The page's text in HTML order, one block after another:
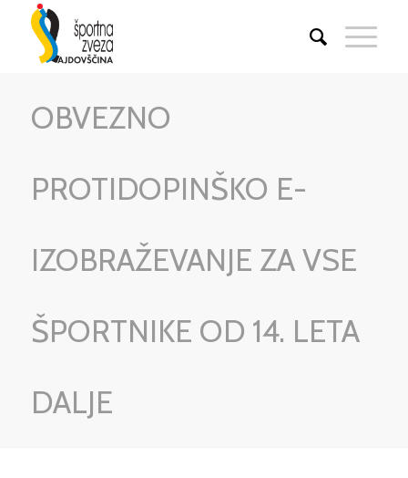
OBVEZNO
PROTIDOPINŠKO E-
IZOBRAŽEVANJE ZA VSE
ŠPORTNIKE OD 14. LETA
DALJE